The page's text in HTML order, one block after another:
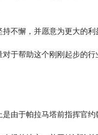
不懈，并愿意为更大的利
于帮助这个刚刚起步的
由于帕拉马塔前指挥官